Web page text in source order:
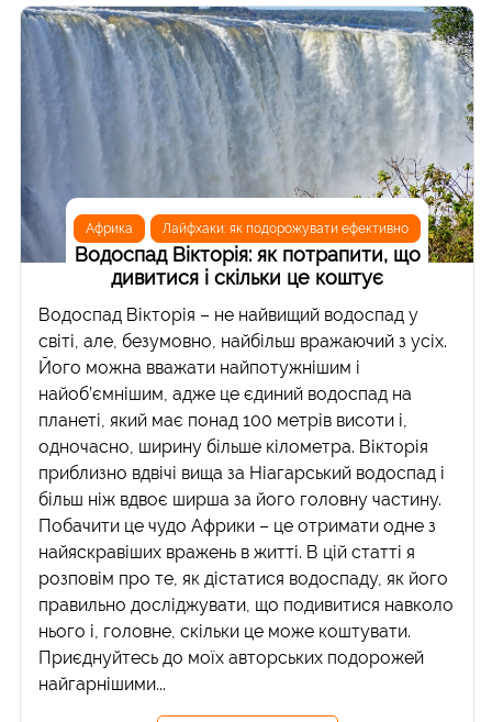
Африка Лайфхаки: як подорожувати ефективно
Водоспад Вікторія: як потрапити, що
дивитися і скільки це коштує
Водоспад Вікторія – не найвищий водоспад у
світі, але, безумовно, найбільш вражаючий з усіх.
Його можна вважати найпотужнішим і
найоб’ємнішим, адже це єдиний водоспад на
планеті, який має понад 100 метрів висоти і,
одночасно, ширину більше кілометра. Вікторія
приблизно вдвічі вища за Ніагарський водоспад і
більш ніж вдвоє ширша за його головну частину.
Побачити це чудо Африки – це отримати одне з
найяскравіших вражень в житті. В цій статті я
розповім про те, як дістатися водоспаду, як його
правильно досліджувати, що подивитися навколо
нього і, головне, скільки це може коштувати.
Приєднуйтесь до моїх авторських подорожей
найгарнішими...